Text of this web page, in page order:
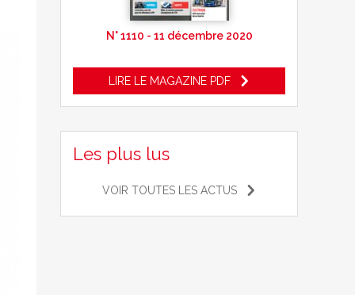
N° 1110 - 11 décembre 2020
LIRE LE MAGAZINE PDF
Les plus lus
VOIR TOUTES LES ACTUS